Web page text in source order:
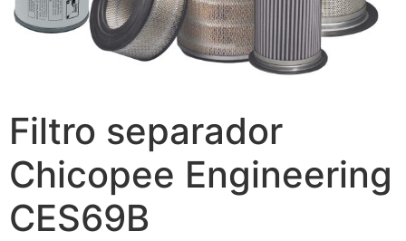
Filtro separador
Chicopee Engineering
CES69B